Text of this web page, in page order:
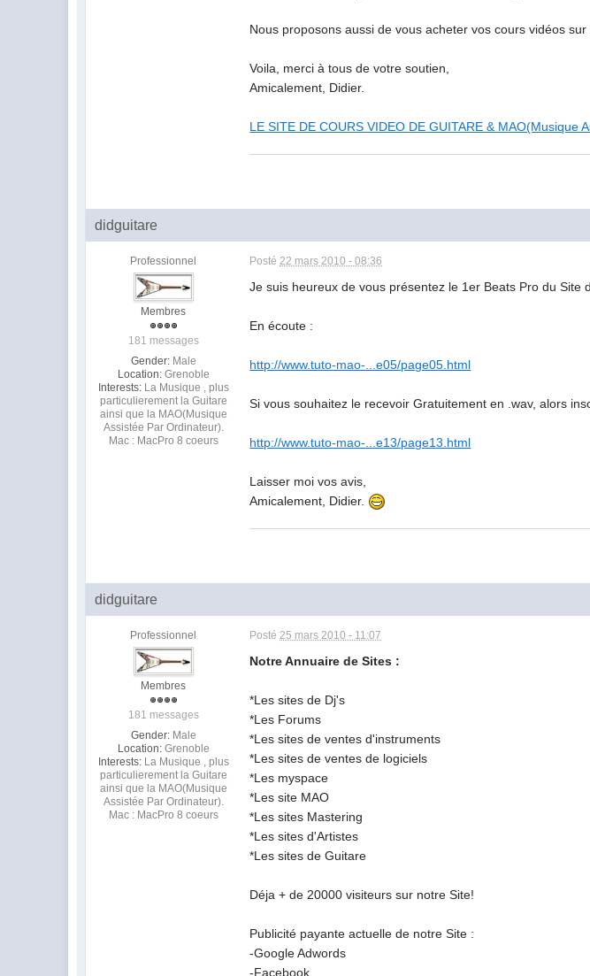
Nous proposons aussi de vous acheter vos cours vidéos sur
Voila, merci à tous de votre soutien,
Amicalement, Didier.
LE SITE DE COURS VIDEO DE GUITARE & MAO(Musique
didguitare
Professionnel
Membres
181 messages
Gender: Male
Location: Grenoble
Interests: La Musique , plus
particulierement la Guitare
ainsi que la MAO(Musique
Assistée Par Ordinateur).
Mac : MacPro 8 coeurs
Posté22 mars 2010 - 08:36
Je suis heureux de vous présentez le 1er Beats Pro du Site
En écoute :
http://www.tuto-mao-...e05/page05.html
Si vous souhaitez le recevoir Gratuitement en .wav, alors
http://www.tuto-mao-...e13/page13.html
Laisser moi vos avis,
Amicalement, Didier.
didguitare
Professionnel
Membres
181 messages
Gender: Male
Location: Grenoble
Interests: La Musique , plus
particulierement la Guitare
ainsi que la MAO(Musique
Assistée Par Ordinateur).
Mac : MacPro 8 coeurs
Posté25 mars 2010 - 11:07
Notre Annuaire de Sites :
*Les sites de Dj's
*Les Forums
*Les sites de ventes d'instruments
*Les sites de ventes de logiciels
*Les myspace
*Les site MAO
*Les sites Mastering
*Les sites d'Artistes
*Les sites de Guitare
Déja + de 20000 visiteurs sur notre Site!
Publicité payante actuelle de notre Site :
-Google Adwords
-Facebook